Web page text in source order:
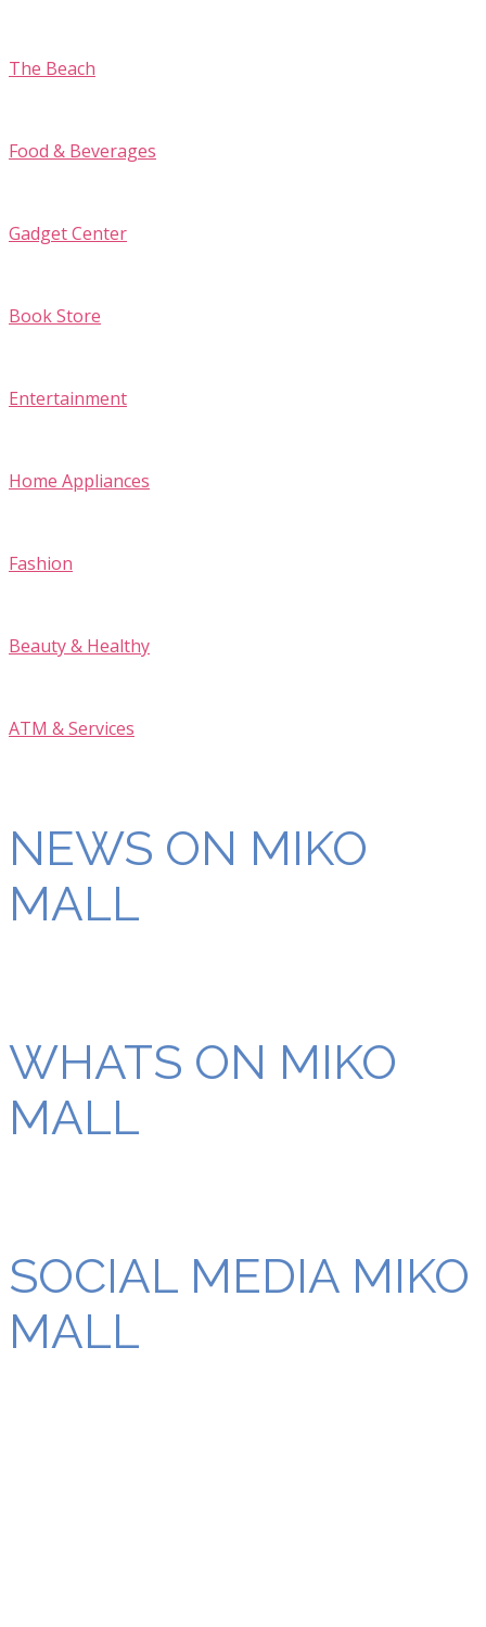
The Beach
Food & Beverages
Gadget Center
Book Store
Entertainment
Home Appliances
Fashion
Beauty & Healthy
ATM & Services
NEWS ON MIKO
MALL
WHATS ON MIKO
MALL
SOCIAL MEDIA MIKO
MALL